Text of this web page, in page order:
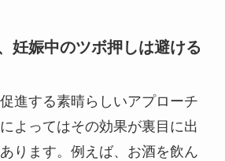
妊娠中のツボ押しは避ける
進する素晴らしいアプローチ
よってはその効果が裏目に出
ります。例えば、お酒を飲ん